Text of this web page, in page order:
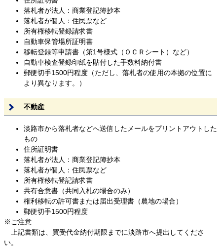
落札者が法人：商業登記簿抄本
落札者が個人：住民票など
所有権移転登録請求書
自動車保管場所証明書
移転登録等申請書（第1号様式（ＯＣＲシート）など）
自動車検査登録印紙を貼付した手数料納付書
郵便切手1500円程度（ただし、落札者の使用の本拠の位置に
より異なります。）
不動産
淡路市から落札者などへ送信したメールをプリントアウトした
もの
住所証明書
落札者が法人：商業登記簿抄本
落札者が個人：住民票など
所有権移転登記請求書
共有合意書（共同入札の場合のみ）
権利移転の許可書または届出受理書（農地の場合）
郵便切手1500円程度
※ご注意
上記書類は、買受代金納付期限までに淡路市へ提出してくださ
い。